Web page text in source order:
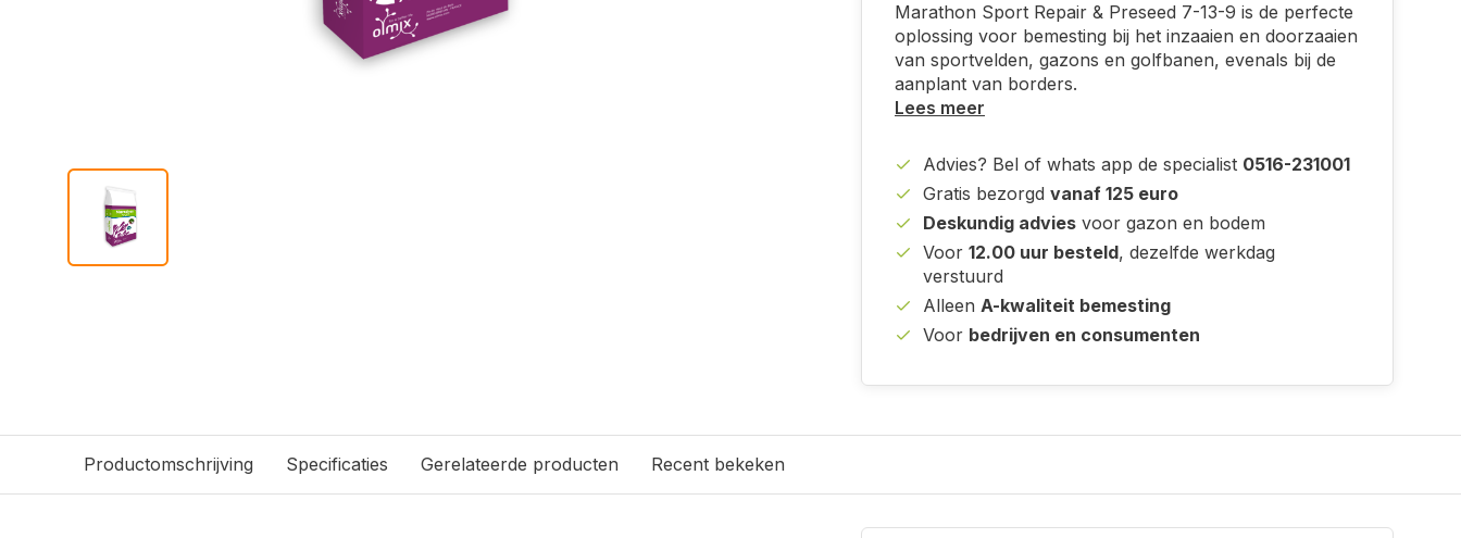
Marathon Sport Repair & Preseed 7-13-9 is de perfecte
oplossing voor bemesting bij het inzaaien en doorzaaien
van sportvelden, gazons en golfbanen, evenals bij de
aanplant van borders.
Lees meer
Advies? Bel of whats app de specialist 0516-231001
Gratis bezorgd vanaf 125 euro
Deskundig advies voor gazon en bodem
Voor 12.00 uur besteld, dezelfde werkdag
verstuurd
Alleen A-kwaliteit bemesting
Voor bedrijven en consumenten
Productomschrijving Specificaties Gerelateerde producten Recent bekeken